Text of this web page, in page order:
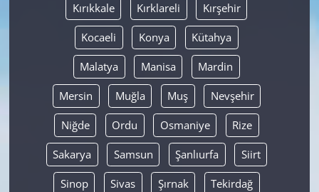
Kırıkkale Kırklareli Kırşehir
Kocaeli Konya Kütahya
Malatya Manisa Mardin
Mersin Muğla Muş Nevşehir
Niğde Ordu Osmaniye Rize
Sakarya Samsun Şanlıurfa Siirt
Sinop Sivas Şırnak Tekirdağ